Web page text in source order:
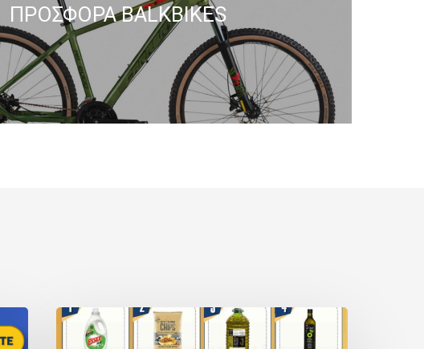
ΠΡΟΣΦΟΡΑ BALKBIKES
ΠΡΟΣΦΟΡΑ
SUPER